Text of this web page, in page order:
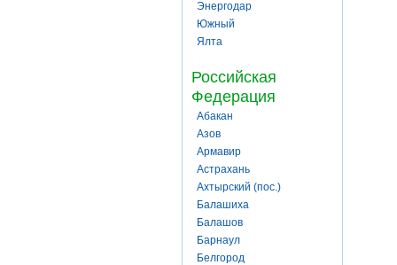
Энергодар
Южный
Ялта
Российская
Федерация
Абакан
Азов
Армавир
Астрахань
Ахтырский (пос.)
Балашиха
Балашов
Барнаул
Белгород